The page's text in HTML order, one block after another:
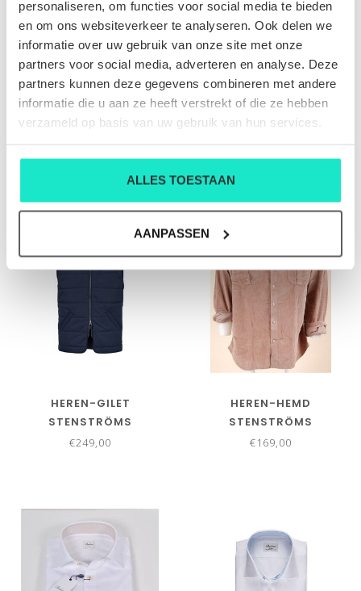
personaliseren, om functies voor social media te bieden
en om ons websiteverkeer te analyseren. Ook delen we
informatie over uw gebruik van onze site met onze
partners voor social media, adverteren en analyse. Deze
partners kunnen deze gegevens combineren met andere
informatie die u aan ze heeft verstrekt of die ze hebben
verzameld op basis van uw gebruik van hun services.
ALLES TOESTAAN
AANPASSEN
HEREN-HEMD
STENSTRÖMS
HEREN-PULL
STENSTRÖMS
HEREN-GILET
STENSTRÖMS
€249,00
HEREN-HEMD
STENSTRÖMS
€169,00